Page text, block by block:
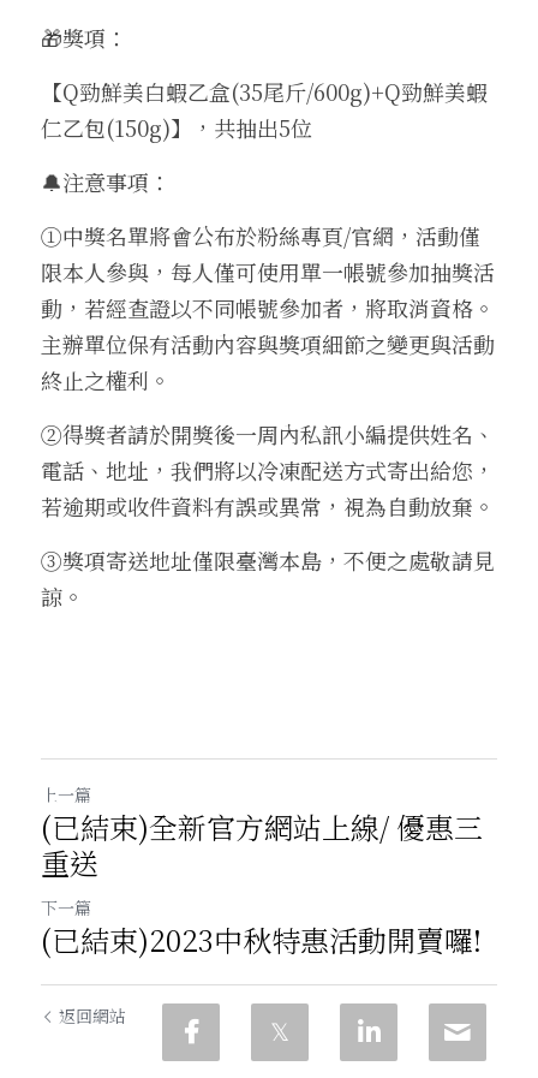
🎁獎項：
【Q勁鮮美白蝦乙盒(35尾斤/600g)+Q勁鮮美蝦
仁乙包(150g)】，共抽出5位
🔔注意事項：
①中獎名單將會公布於粉絲專頁/官網，活動僅
限本人參與，每人僅可使用單一帳號參加抽獎活
動，若經查證以不同帳號參加者，將取消資格。
主辦單位保有活動內容與獎項細節之變更與活動
終止之權利。
②得獎者請於開獎後一周內私訊小編提供姓名、
電話、地址，我們將以冷凍配送方式寄出給您，
若逾期或收件資料有誤或異常，視為自動放棄。
③獎項寄送地址僅限臺灣本島，不便之處敬請見
諒。
上一篇
(已結束)全新官方網站上線/ 優惠三
重送
下一篇
(已結束)2023中秋特惠活動開賣囉!
返回網站